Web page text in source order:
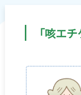
血圧手帳
こころの健康 for
「咳エ